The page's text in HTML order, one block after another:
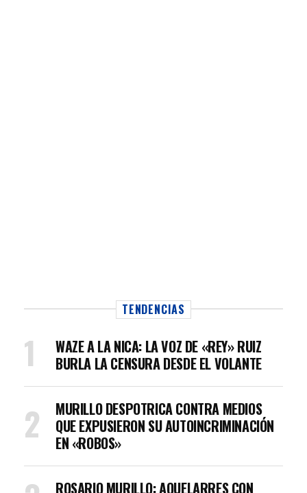
TENDENCIAS
WAZE A LA NICA: LA VOZ DE «REY» RUIZ
BURLA LA CENSURA DESDE EL VOLANTE
MURILLO DESPOTRICA CONTRA MEDIOS
QUE EXPUSIERON SU AUTOINCRIMINACIÓN
EN «ROBOS»
ROSARIO MURILLO: AQUELARRES CON